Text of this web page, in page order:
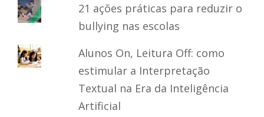
21 ações práticas para reduzir o
bullying nas escolas
Alunos On, Leitura Off: como
estimular a Interpretação
Textual na Era da Inteligência
Artificial